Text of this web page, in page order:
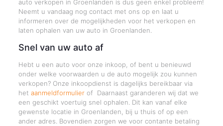
auto verkopen in Groenlanden is dus geen enkel probleem!
Neemt u vandaag nog contact met ons op en laat u
informeren over de mogelijkheden voor het verkopen en
laten ophalen van uw auto in Groenlanden.
Snel van uw auto af
Hebt u een auto voor onze inkoop, of bent u benieuwd
onder welke voorwaarden u de auto mogelijk zou kunnen
verkopen? Onze inkoopdienst is dagelijks bereikbaar via
het aanmeldformulierof Daarnaast garanderen wij dat we
een geschikt voertuig snel ophalen. Dit kan vanaf elke
gewenste locatie in Groenlanden, bij u thuis of op een
ander adres. Bovendien zorgen we voor contante betaling